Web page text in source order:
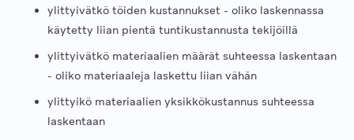
ylittyivätkö töiden kustannukset - oliko laskennassa
käytetty liian pientä tuntikustannusta tekijöillä
ylittyivätkö materiaalien määrät suhteessa laskentaan
- oliko materiaaleja laskettu liian vähän
ylittyikö materiaalien yksikkökustannus suhteessa
laskentaan